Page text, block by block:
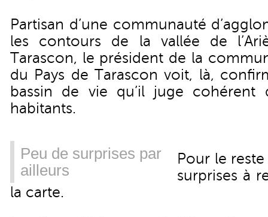
Partisan d’une communauté
les contours de la vallée de
Tarascon, le président de la
du Pays de Tarascon voit, là,
bassin de vie qu’il juge cohérent
habitants.
Peu de surprises par
ailleurs
Pour le
surprises à
la carte.